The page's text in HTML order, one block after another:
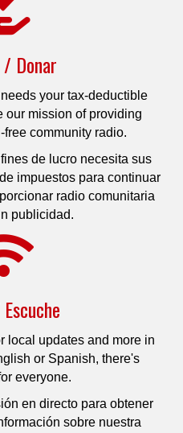
Donar
your tax-deductible
our mission of providing
community radio.
de lucro necesita sus
impuestos para continuar
radio comunitaria
publicidad.
local updates and more in
or Spanish, there's
everyone.
en directo para obtener
sobre nuestra